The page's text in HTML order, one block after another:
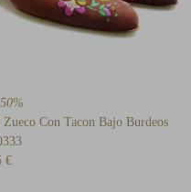
Zueco Con Tacon Bajo Burdeos
€